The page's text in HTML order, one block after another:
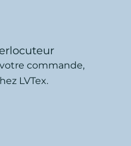
commande,
LVTex.